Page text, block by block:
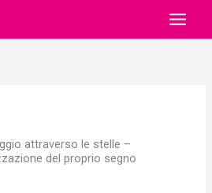
MAIN
attraverso le stelle –
del proprio segno